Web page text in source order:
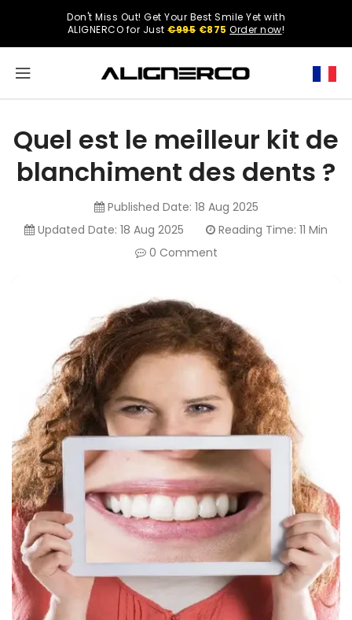
Don't Miss Out! Get Your Best Smile Yet with
ALIGNERCO for Just€995€875 Order now!
Select
America
United
States
Canada
English
Europe
Italy
English
Portugal
Quel est le meilleur kit de
blanchiment des dents ?
Published Date: 18 Aug 2025
Updated Date: 18 Aug 2025
Reading Time: 11 Min
0 Comment